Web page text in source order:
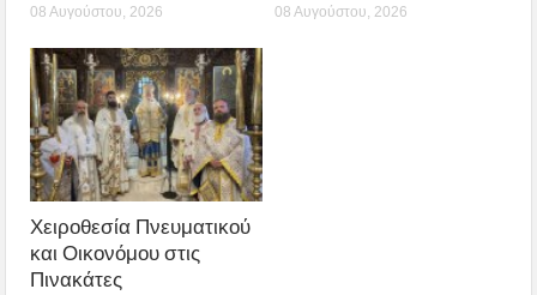
08 Αυγούστου, 2026 08 Αυγούστου, 2026
Χειροθεσία Πνευματικού
και Οικονόμου στις
Πινακάτες